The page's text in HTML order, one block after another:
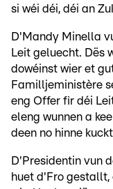
si wéi déi, déi an
D'Mandy Minella
Leit geluecht. Dës
dowéinst wier et
Familljeministère
eng Offer fir déi
eleng wunnen a
deen no hinne
D'Presidentin vun
huet d'Fro